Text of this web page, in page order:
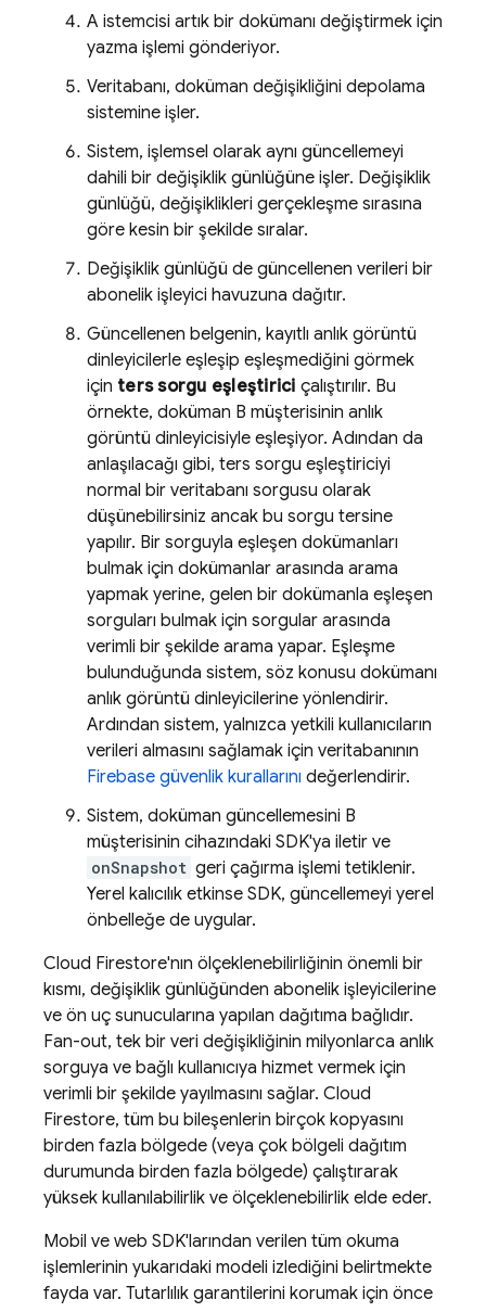
A istemcisi artık bir dokümanı değiştirmek için
yazma işlemi gönderiyor.
Veritabanı, doküman değişikliğini depolama
sistemine işler.
Sistem, işlemsel olarak aynı güncellemeyi
dahili bir değişiklik günlüğüne işler. Değişiklik
günlüğü, değişiklikleri gerçekleşme sırasına
göre kesin bir şekilde sıralar.
Değişiklik günlüğü de güncellenen verileri bir
abonelik işleyici havuzuna dağıtır.
Güncellenen belgenin, kayıtlı anlık görüntü
dinleyicilerle eşleşip eşleşmediğini görmek
için ters sorgu eşleştirici çalıştırılır. Bu
örnekte, doküman B müşterisinin anlık
görüntü dinleyicisiyle eşleşiyor. Adından da
anlaşılacağı gibi, ters sorgu eşleştiriciyi
normal bir veritabanı sorgusu olarak
düşünebilirsiniz ancak bu sorgu tersine
yapılır. Bir sorguyla eşleşen dokümanları
bulmak için dokümanlar arasında arama
yapmak yerine, gelen bir dokümanla eşleşen
sorguları bulmak için sorgular arasında
verimli bir şekilde arama yapar. Eşleşme
bulunduğunda sistem, söz konusu dokümanı
anlık görüntü dinleyicilerine yönlendirir.
Ardından sistem, yalnızca yetkili kullanıcıların
verileri almasını sağlamak için veritabanının
Firebase güvenlik kurallarını değerlendirir.
Sistem, doküman güncellemesini B
müşterisinin cihazındaki SDK'ya iletir ve
onSnapshot geri çağırma işlemi tetiklenir.
Yerel kalıcılık etkinse SDK, güncellemeyi yerel
önbelleğe de uygular.
Cloud Firestore'nın ölçeklenebilirliğinin önemli bir
kısmı, değişiklik günlüğünden abonelik işleyicilerine
ve ön uç sunucularına yapılan dağıtıma bağlıdır.
Fan-out, tek bir veri değişikliğinin milyonlarca anlık
sorguya ve bağlı kullanıcıya hizmet vermek için
verimli bir şekilde yayılmasını sağlar. Cloud
Firestore, tüm bu bileşenlerin birçok kopyasını
birden fazla bölgede (veya çok bölgeli dağıtım
durumunda birden fazla bölgede) çalıştırarak
yüksek kullanılabilirlik ve ölçeklenebilirlik elde eder.
Mobil ve web SDK'larından verilen tüm okuma
işlemlerinin yukarıdaki modeli izlediğini belirtmekte
fayda var. Tutarlılık garantilerini korumak için önce